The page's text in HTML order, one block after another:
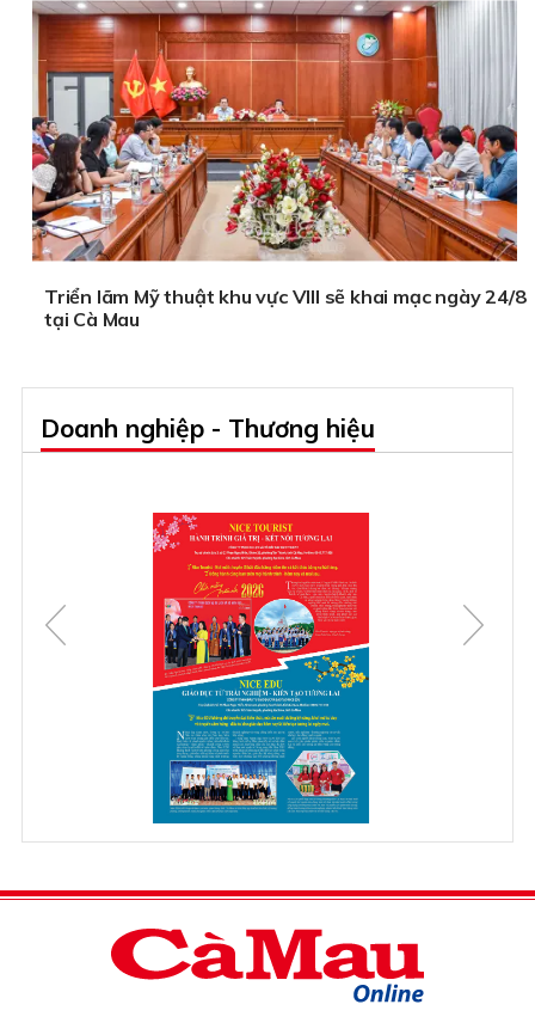
Triển lãm Mỹ thuật khu vực VIII sẽ khai mạc ngày 24/8
tại Cà Mau
Doanh nghiệp - Thương hiệu